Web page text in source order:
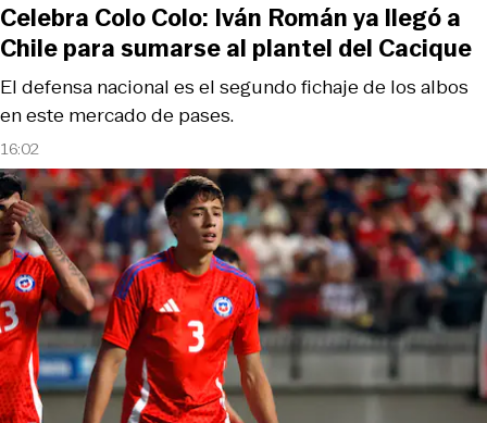
16:02
El defensa nacional es el segundo fichaje de los albos
en este mercado de pases.
Celebra Colo Colo: Iván Román ya llegó a
Chile para sumarse al plantel del Cacique